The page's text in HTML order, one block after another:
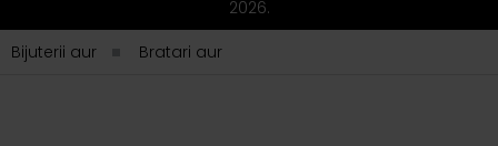
2026.
Bijuterii aur
Bratari aur